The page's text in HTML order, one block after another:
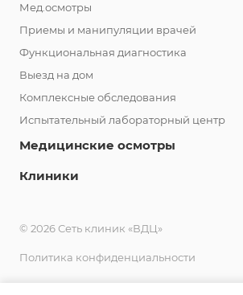
Мед.осмотры
Приемы и манипуляции врачей
Функциональная диагностика
Выезд на дом
Комплексные обследования
Испытательный лабораторный центр
Медицинские осмотры
Клиники
© 2026 Сеть клиник «ВДЦ»
Политика конфиденциальности